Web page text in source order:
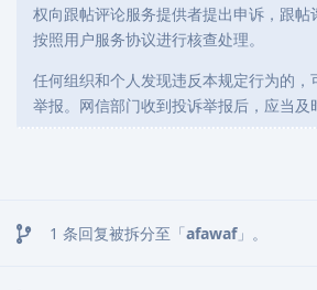
权向跟帖评论服务提供者提出申诉，跟帖
按照用户服务协议进行核查处理。
任何组织和个人发现违反本规定行为的，
举报。网信部门收到投诉举报后，应当及
1 条回复被拆分至「afawaf」。